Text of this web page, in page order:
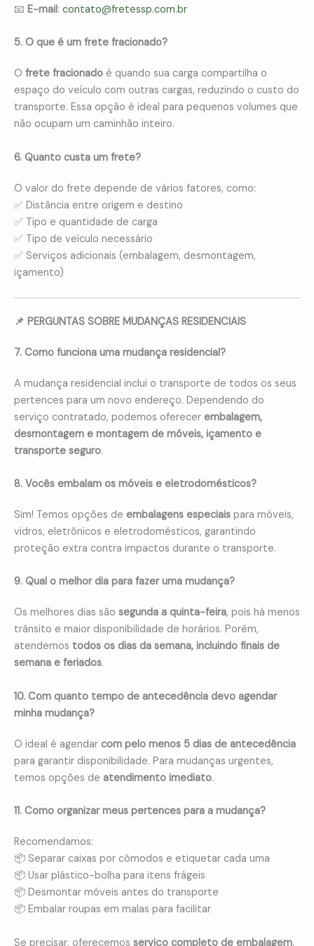
📧 E-mail: contato@fretessp.com.br
5. O que é um frete fracionado?
O frete fracionado é quando sua carga compartilha o
espaço do veículo com outras cargas, reduzindo o custo do
transporte. Essa opção é ideal para pequenos volumes que
não ocupam um caminhão inteiro.
6. Quanto custa um frete?
O valor do frete depende de vários fatores, como:
✅ Distância entre origem e destino
✅ Tipo e quantidade de carga
✅ Tipo de veículo necessário
✅ Serviços adicionais (embalagem, desmontagem,
içamento)
📌 PERGUNTAS SOBRE MUDANÇAS RESIDENCIAIS
7. Como funciona uma mudança residencial?
A mudança residencial inclui o transporte de todos os seus
pertences para um novo endereço. Dependendo do
serviço contratado, podemos oferecer embalagem,
desmontagem e montagem de móveis, içamento e
transporte seguro.
8. Vocês embalam os móveis e eletrodomésticos?
Sim! Temos opções de embalagens especiais para móveis,
vidros, eletrônicos e eletrodomésticos, garantindo
proteção extra contra impactos durante o transporte.
9. Qual o melhor dia para fazer uma mudança?
Os melhores dias são segunda a quinta-feira, pois há menos
trânsito e maior disponibilidade de horários. Porém,
atendemos todos os dias da semana, incluindo finais de
semana e feriados.
10. Com quanto tempo de antecedência devo agendar
minha mudança?
O ideal é agendar com pelo menos 5 dias de antecedência
para garantir disponibilidade. Para mudanças urgentes,
temos opções de atendimento imediato.
11. Como organizar meus pertences para a mudança?
Recomendamos:
📦 Separar caixas por cômodos e etiquetar cada uma
📦 Usar plástico-bolha para itens frágeis
📦 Desmontar móveis antes do transporte
📦 Embalar roupas em malas para facilitar
Se precisar, oferecemos serviço completo de embalagem.